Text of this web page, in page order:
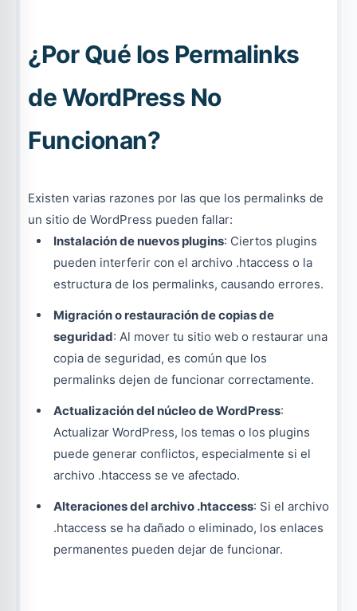
¿Por Qué los Permalinks
de WordPress No
Funcionan?
Existen varias razones por las que los permalinks de
un sitio de WordPress pueden fallar:
Instalación de nuevos plugins: Ciertos plugins
pueden interferir con el archivo .htaccess o la
estructura de los permalinks, causando errores.
Migración o restauración de copias de
seguridad: Al mover tu sitio web o restaurar una
copia de seguridad, es común que los
permalinks dejen de funcionar correctamente.
Actualización del núcleo de WordPress:
Actualizar WordPress, los temas o los plugins
puede generar conflictos, especialmente si el
archivo .htaccess se ve afectado.
Alteraciones del archivo .htaccess: Si el archivo
.htaccess se ha dañado o eliminado, los enlaces
permanentes pueden dejar de funcionar.